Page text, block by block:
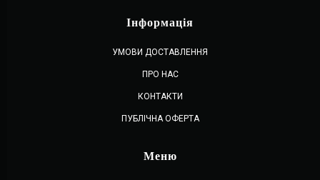
Інформація
УМОВИ ДОСТАВЛЕННЯ
ПРО НАС
КОНТАКТИ
ПУБЛІЧНА ОФЕРТА
Меню